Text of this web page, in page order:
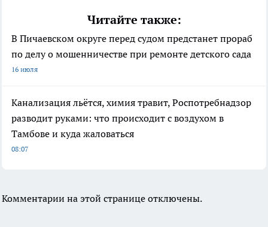
Читайте также:
В Пичаевском округе перед судом предстанет прораб
по делу о мошенничестве при ремонте детского сада
16 июля
Канализация льётся, химия травит, Роспотребнадзор
разводит руками: что происходит с воздухом в
Тамбове и куда жаловаться
08:07
Комментарии на этой странице отключены.